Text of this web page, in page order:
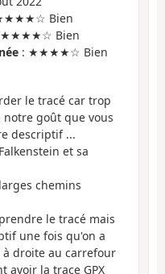
Bien
★★★★☆ Bien
: ★★★★☆ Bien
le tracé car trop
goût que vous
descriptif ...
et sa
chemins
le tracé mais
une fois qu'on a
à droite au carrefour
avoir la trace GPX